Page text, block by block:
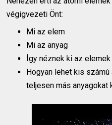
végigvezeti Önt:
Mi az elem
Mi az anyag
Így néznek ki az elemek
Hogyan lehet kis
teljesen más anyagokat